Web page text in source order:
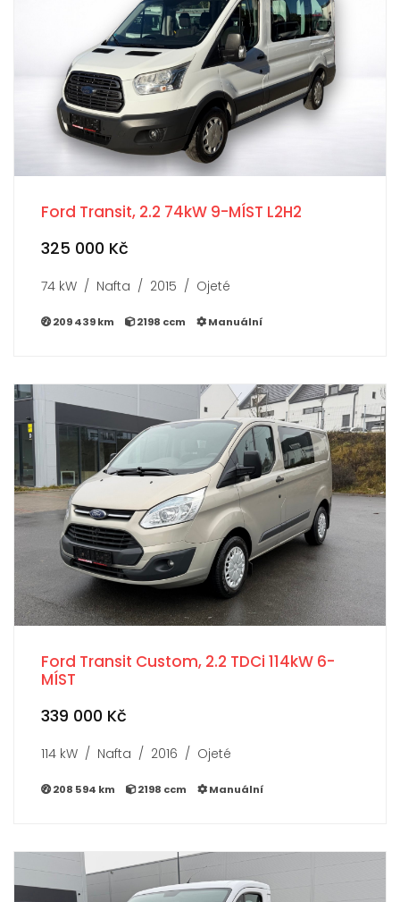
Ford Transit, 2.2 74kW 9-MÍST L2H2
325 000 Kč
74 kW / Nafta / 2015 / Ojeté
209 439 km 2198 ccm Manuální
Ford Transit Custom, 2.2 TDCi 114kW 6-
MÍST
339 000 Kč
114 kW / Nafta / 2016 / Ojeté
208 594 km 2198 ccm Manuální